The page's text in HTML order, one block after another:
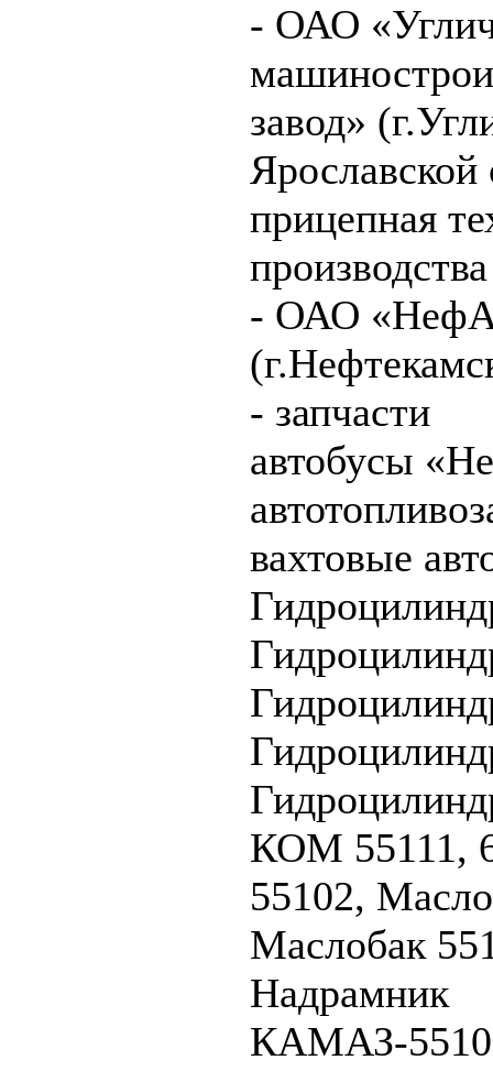
- ОАО
завод»
Ярославской
прицепная
производства
- ОАО
- запчасти
автобусы
вахтовые
КОМ 55111,
55102,
Маслобак
Надрамник
КАМАЗ-